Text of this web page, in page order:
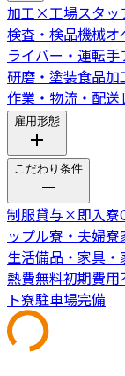
加工 ×工場スタッ
検査・検品機械オ
ライバー・運転手
研磨・塗装食品加
作業・物流・配送
雇用形態
こだわり条件
制服貸与×即入寮
ップル寮・夫婦寮
生活備品・家具・
熱費無料初期費用
ト寮駐車場完備